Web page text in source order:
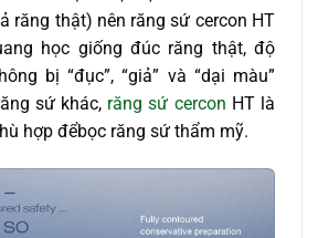
răng thật) nên răng sứ cercon HT
học giống đúc răng thật, độ
bị “đục”, “giả” và “dại màu”
sứ khác, răng sứ cercon HT là
hợp đểbọc răng sứ thẩm mỹ.